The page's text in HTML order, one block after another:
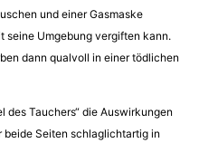
und einer Gasmaske
seine Umgebung vergiften kann.
dann qualvoll in einer tödlichen
des Tauchers“ die Auswirkungen
Seiten schlaglichtartig in